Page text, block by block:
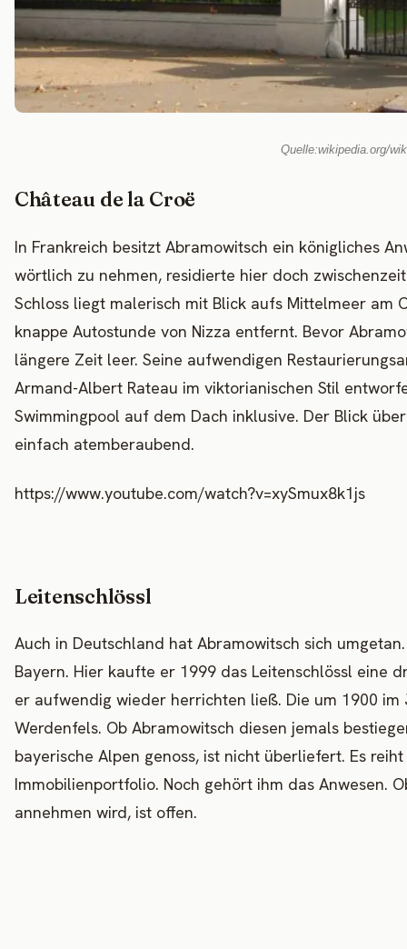
Quelle:wikipedia.org/
Château de la Croë
In Frankreich besitzt Abramowitsch ein königliches
wörtlich zu nehmen, residierte hier doch
Schloss liegt malerisch mit Blick aufs Mittelmeer am
knappe Autostunde von Nizza entfernt. Bevor
längere Zeit leer. Seine aufwendigen
Armand-Albert Rateau im viktorianischen Stil
Swimmingpool auf dem Dach inklusive. Der Blick
einfach atemberaubend.
https://www.youtube.com/watch?v=xySmux8k1js
Leitenschlössl
Auch in Deutschland hat Abramowitsch sich
Bayern. Hier kaufte er 1999 das Leitenschlössl eine
er aufwendig wieder herrichten ließ. Die um 1900
Werdenfels. Ob Abramowitsch diesen jemals
bayerische Alpen genoss, ist nicht überliefert. Es
Immobilienportfolio. Noch gehört ihm das Anwesen.
annehmen wird, ist offen.